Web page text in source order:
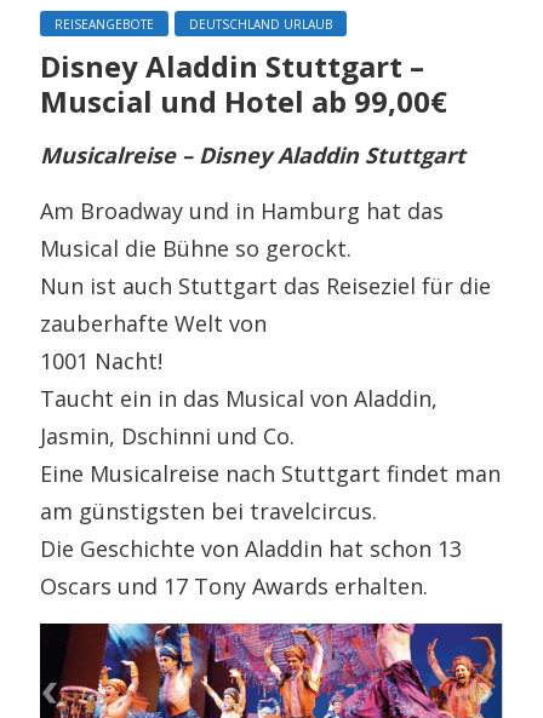
REISEANGEBOTE DEUTSCHLAND URLAUB
Disney Aladdin Stuttgart –
Muscial und Hotel ab 99,00€
Musicalreise – Disney Aladdin Stuttgart
Am Broadway und in Hamburg hat das
Musical die Bühne so gerockt.
Nun ist auch Stuttgart das Reiseziel für die
zauberhafte Welt von
1001 Nacht!
Taucht ein in das Musical von Aladdin,
Jasmin, Dschinni und Co.
Eine Musicalreise nach Stuttgart findet man
am günstigsten bei travelcircus.
Die Geschichte von Aladdin hat schon 13
Oscars und 17 Tony Awards erhalten.